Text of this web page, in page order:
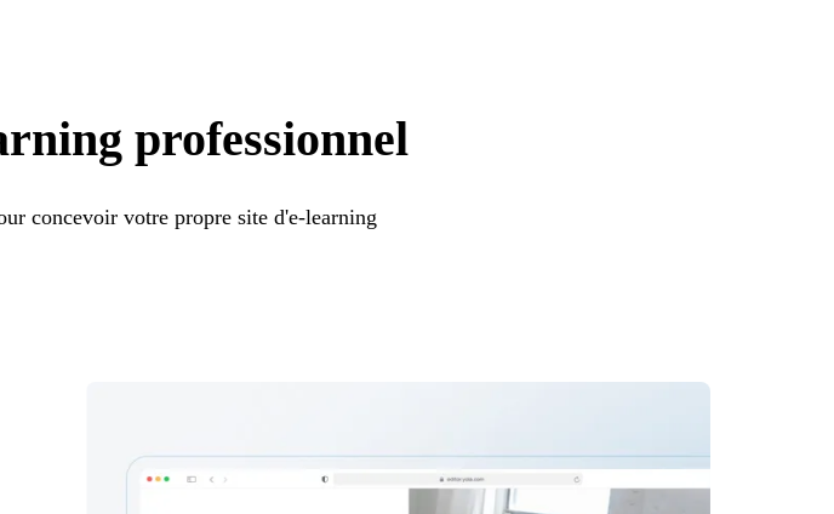
professionnel
concevoir votre propre site d'e-learning